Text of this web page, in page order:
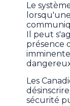
Le
Il peut
présence
Les
sécurité